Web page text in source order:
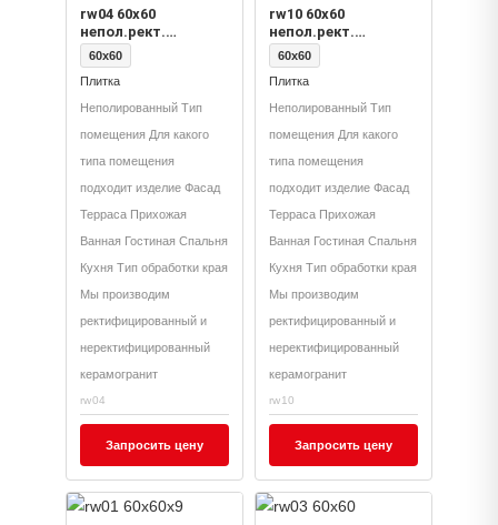
rw04 60x60
непол.рект.
(керамический
гранит)
60x60
Плитка
Неполированный Тип
помещения Для какого
типа помещения
подходит изделие Фасад
Терраса Прихожая
Ванная Гостиная Спальня
Кухня Тип обработки края
Мы производим
ректифицированный и
неректифицированный
керамогранит
rw04
Запросить цену
rw10 60x60
непол.рект.
(керамический
гранит)
60x60
Плитка
Неполированный Тип
помещения Для какого
типа помещения
подходит изделие Фасад
Терраса Прихожая
Ванная Гостиная Спальня
Кухня Тип обработки края
Мы производим
ректифицированный и
неректифицированный
керамогранит
rw10
Запросить цену